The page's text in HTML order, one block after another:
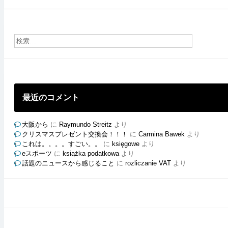
ブ
最近のコメント
大阪から に Raymundo Streitz より
クリスマスプレゼント交換会！！！
に Carmina Bawek より
これは。。。。すごい。。
に księgoweより
eスポーツ に książka podatkowaより
話題のニュースから感じること に rozliczanie VATより